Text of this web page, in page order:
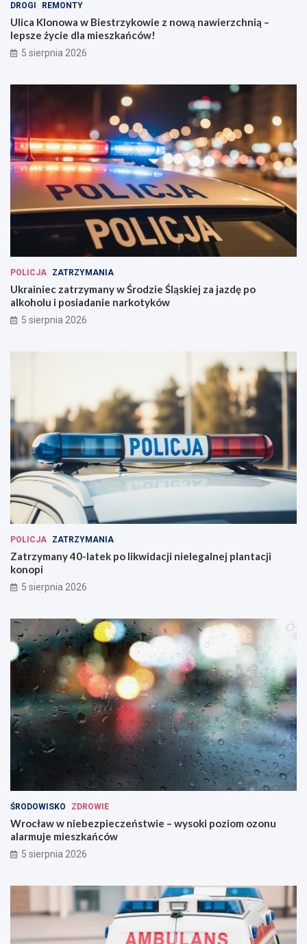
DROGI REMONTY
Ulica Klonowa w Biestrzykowie z nową nawierzchnią –
lepsze życie dla mieszkańców!
5 sierpnia 2026
POLICJA ZATRZYMANIA
Ukrainiec zatrzymany w Środzie Śląskiej za jazdę po
alkoholu i posiadanie narkotyków
5 sierpnia 2026
POLICJA ZATRZYMANIA
Zatrzymany 40-latek po likwidacji nielegalnej plantacji
konopi
5 sierpnia 2026
ŚRODOWISKO ZDROWIE
Wrocław w niebezpieczeństwie – wysoki poziom ozonu
alarmuje mieszkańców
5 sierpnia 2026